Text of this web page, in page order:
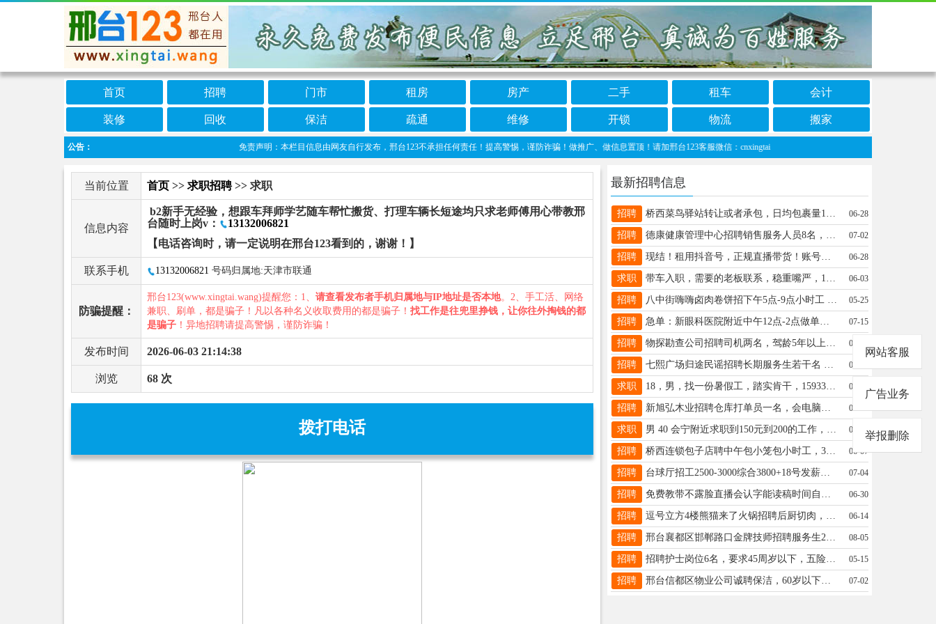
首页 招聘 门市 租房 房产 二手 租车 会计
装修 回收 保洁 疏通 维修 开锁 物流 搬家
公告： 免责声明：本栏目信息由网友自行发布，邢台123不承担任何责任！提高警惕，谨防诈骗！做推广、做信息置顶！请加邢台123客服微信：cnxingtai
当前位置 首页 >> 求职招聘>> 求职
信息内容
b2新手无经验，想跟车拜师学艺随车帮忙搬货、打理车辆长短途均只求老师傅用心带教邢
台随时上岗v：
13132006821
【电话咨询时，请一定说明在邢台123看到的，谢谢！】
联系手机 13132006821 号码归属地:天津市联通
防骗提醒：
邢台123(www.xingtai.wang)提醒您：1、 请查看发布者手机归属地与IP地址是否本地。2、手工活、网络
兼职、刷单，都是骗子！凡以各种名义收取费用的都是骗子！ 找工作是往兜里挣钱，让你往外掏钱的都
是骗子 ！异地招聘请提高警惕，谨防诈骗！
发布时间 2026-06-03 21:14:38
浏览 68 次
拨打电话
最新招聘信息
招聘 桥西菜鸟驿站转让或者承包，日均包裹量1300左右，有意向的可以联系，电话微信17732922090 06-28
招聘 德康健康管理中心招聘销售服务人员8名，工资3000-10000+，公休四天，带薪培训，社保缴纳，15630962111 07-02
招聘 现结！租用抖音号，正规直播带货！账号实名没被封禁就行，无其他要求。不影响你账号正常用，联系15132917302同V 06-28
求职 带车入职，需要的老板联系，稳重嘴严，17303305691 06-03
招聘 八中街嗨嗨卤肉卷饼招下午5点-9点小时工 13722930710 05-25
招聘 急单：新眼科医院附近中午12点-2点做单人午饭，单休1200能接的联系17320802728 07-15
招聘 物探勘查公司招聘司机两名，驾龄5年以上，长期野外出差，免费食宿，电话13231992825. 07-21
招聘 七熙广场归途民谣招聘长期服务生若干名 底薪3000+200全勤+2天公休 电话：15713190720 微信同步 07-10
求职 18，男，找一份暑假工，踏实肯干，15933702913 07-07
招聘 新旭弘木业招聘仓库打单员一名，会电脑基本操作就行，工资3000，地址：襄都区郝麻村 电话：18833449288 05-15
求职 男 40 会宁附近求职到150元到200的工作，或者外地240到280短期工作，手机微信 13290597016 08-01
招聘 桥西连锁包子店聘中午包小笼包小时工，3小时左右，生手勿扰，15614296633 06-07
招聘 台球厅招工2500-3000综合3800+18号发薪两班每日10小时会修杆优先男175 15717692707881 07-04
招聘 免费教带不露脸直播会认字能读稿时间自由兼职全职有能力者可以加入五千到万手机号同微信号19033452214 06-30
招聘 逗号立方4楼熊猫来了火锅招聘后厨切肉，操作刨肉机底薪加提成4000+公休四天提供食宿18531961318，有意联系 06-14
招聘 邢台襄都区邯郸路口金牌技师招聘服务生2名，要求有工作经验者优先考虑，具体面议15097980921宋 08-05
招聘 招聘护士岗位6名，要求45周岁以下，五险、公休、提供食宿，有工作经验优先录用19933257979 05-15
招聘 邢台信都区物业公司诚聘保洁，60岁以下身体健康，工资2230，公休四天，电话17703190306 07-02
网站客服
广告业务
举报删除